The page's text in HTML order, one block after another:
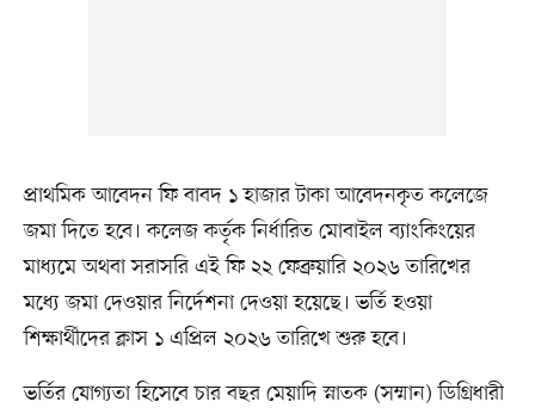
প্রাথমিক আবেদন ফি বাবদ ১ হাজার টাকা আবেদনকৃত কলেজে
জমা দিতে হবে। কলেজ কর্তৃক নির্ধারিত মোবাইল ব্যাংকিংয়ের
মাধ্যমে অথবা সরাসরি এই ফি ২২ ফেব্রুয়ারি ২০২৬ তারিখের
মধ্যে জমা দেওয়ার নির্দেশনা দেওয়া হয়েছে। ভর্তি হওয়া
শিক্ষার্থীদের ক্লাস ১ এপ্রিল ২০২৬ তারিখে শুরু হবে।
ভর্তির যোগ্যতা হিসেবে চার বছর মেয়াদি স্নাতক (সম্মান) ডিগ্রিধারী